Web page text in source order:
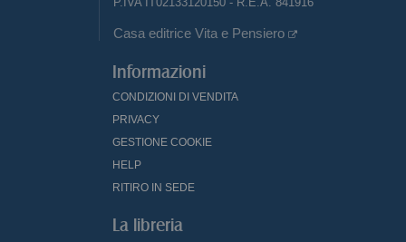
Casa editrice Vita e Pensiero
Informazioni
CONDIZIONI DI VENDITA
PRIVACY
GESTIONE COOKIE
HELP
RITIRO IN SEDE
La libreria